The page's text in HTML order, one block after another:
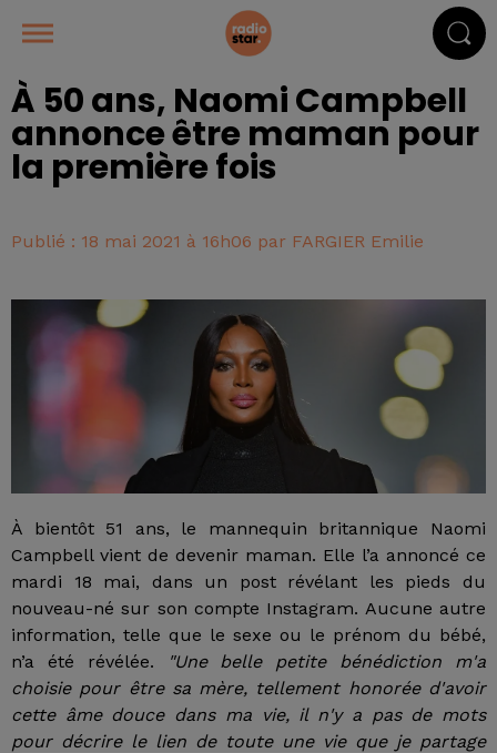
À 50 ans, Naomi Campbell
annonce être maman pour
la première fois
Publié : 18 mai 2021 à 16h06 par FARGIER Emilie
À bientôt 51 ans, le mannequin britannique Naomi
Campbell vient de devenir maman. Elle l’a annoncé ce
mardi 18 mai, dans un post révélant les pieds du
nouveau-né sur son compte Instagram. Aucune autre
information, telle que le sexe ou le prénom du bébé,
n’a été révélée.
"Une belle petite bénédiction m'a
choisie pour être sa mère, tellement honorée d'avoir
cette âme douce dans ma vie, il n'y a pas de mots
pour décrire le lien de toute une vie que je partage